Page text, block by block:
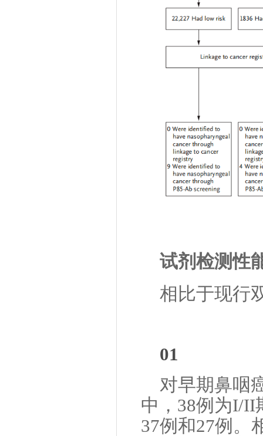
试剂检测性
相比于现行
01
对早期鼻咽
中，38例为I/II
37例和27例。